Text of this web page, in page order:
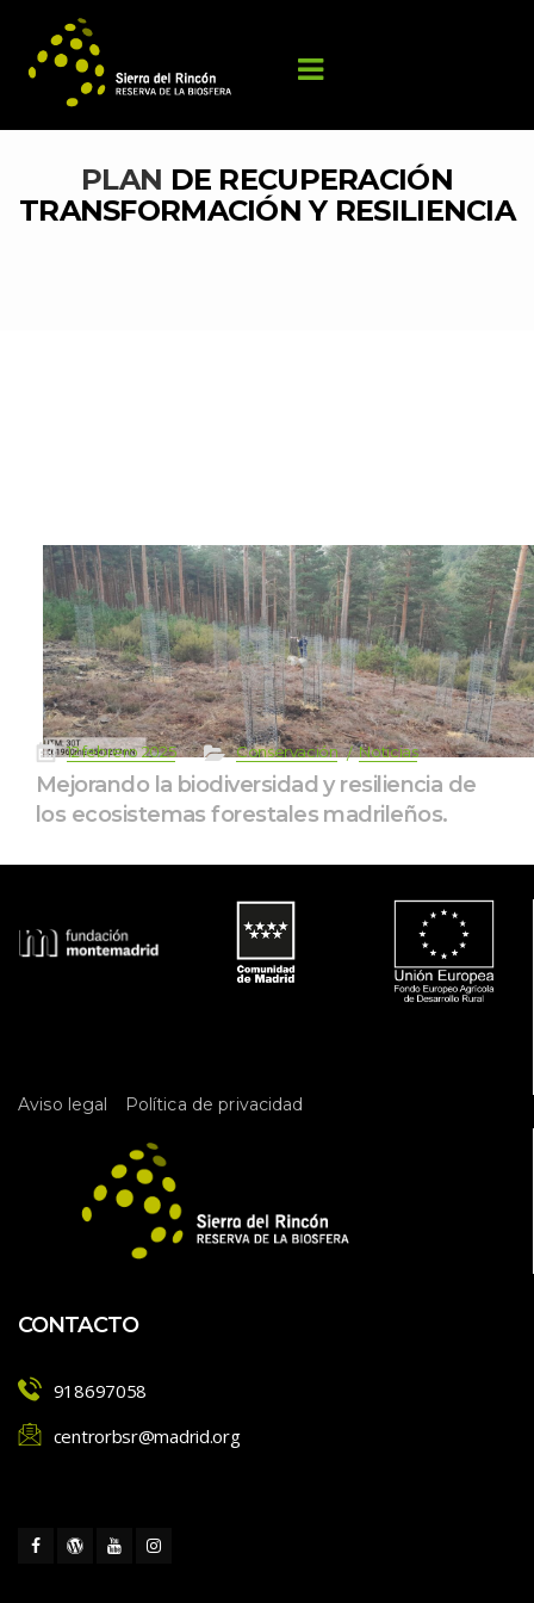
PLAN DE RECUPERACIÓN
TRANSFORMACIÓN Y RESILIENCIA
12 febrero 2025 Conservación Noticia
Mejorando la biodiversidad y resiliencia de
los ecosistemas forestales madrileños.
Aviso legal Política de privacidad
CONTACTO
918697058
centrorbsr@madrid.org